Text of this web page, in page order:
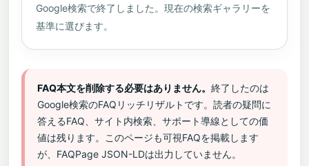
Google検索で終了しました。現在の検索ギャラリーを
基準に選びます。
FAQ本文を削除する必要はありません。 終了したのは
Google検索のFAQリッチリザルトです。読者の疑問に
答えるFAQ、サイト内検索、サポート導線としての価
値は残ります。このページも可視FAQを掲載します
が、FAQPage JSON-LDは出力していません。